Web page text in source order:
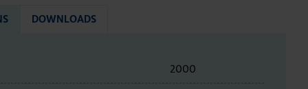
DOWNLOADS
2000